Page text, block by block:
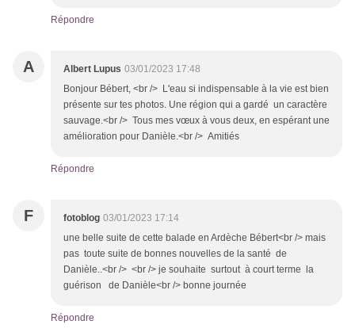
Répondre
A Albert Lupus 03/01/2023 17:48
Bonjour Bébert, <br /> L'eau si indispensable à la vie est bien
présente sur tes photos. Une région qui a gardé un caractère
sauvage.<br /> Tous mes vœux à vous deux, en espérant une
amélioration pour Danièle.<br /> Amitiés
Répondre
F fotoblog 03/01/2023 17:14
une belle suite de cette balade en Ardèche Bébert<br /> mais
pas toute suite de bonnes nouvelles de la santé de
Danièle..<br /> <br /> je souhaite surtout à court terme la
guérison de Danièle<br /> bonne journée
Répondre